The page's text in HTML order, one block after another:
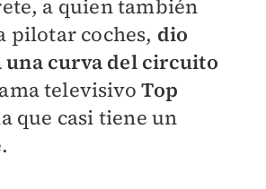
a quien también
pilotar coches, dio
una curva del circuito
televisivoTop
que casi tiene un